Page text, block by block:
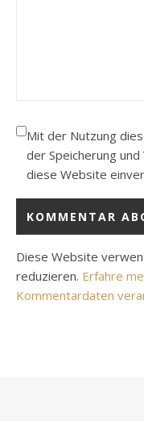
Mit der Nutzung
der Speicherung
diese Website
Diese Website
reduzieren. Erfahre
Kommentardaten